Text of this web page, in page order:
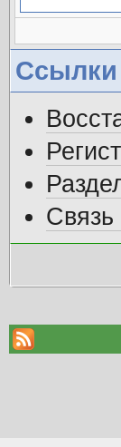
Ссылки